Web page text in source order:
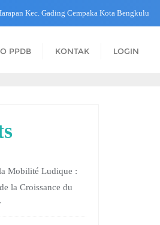
Kec. Gading Cempaka Kota Bengkulu
PPDB KONTAK LOGIN
Mobilité Ludique :
la Croissance du